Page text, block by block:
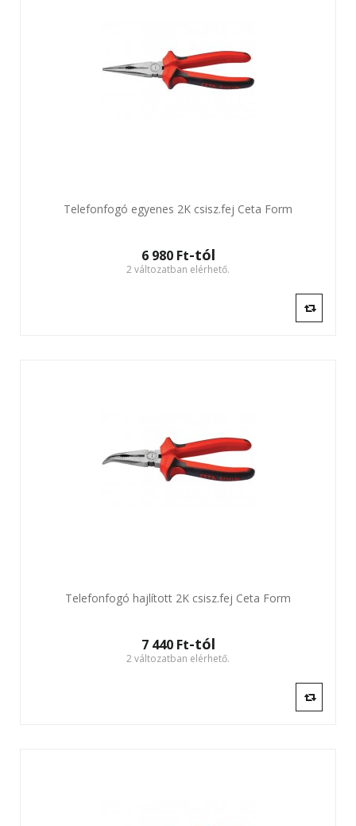
Telefonfogó egyenes 2K csisz.fej Ceta Form
6 980 Ft‎-tól
2 változatban elérhető.
Telefonfogó hajlított 2K csisz.fej Ceta Form
7 440 Ft‎-tól
2 változatban elérhető.